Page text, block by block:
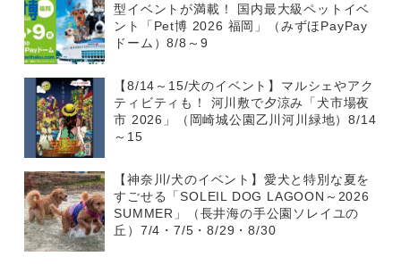
型イベントが満載！ 国内最大級ペットイベ
ント「Pet博 2026 福岡」（みずほPayPay
ドーム）8/8～9
【8/14～15/犬のイベント】マルシェやアク
ティビティも！ 河川敷で夕涼み「犬市場夜
市 2026」（岡崎城公園乙川河川緑地）8/14
～15
【神奈川/犬のイベント】愛犬と特別な夏を
すごせる「SOLEIL DOG LAGOON～2026
SUMMER」（長井海の手公園ソレイユの
丘）7/4・7/5・8/29・8/30